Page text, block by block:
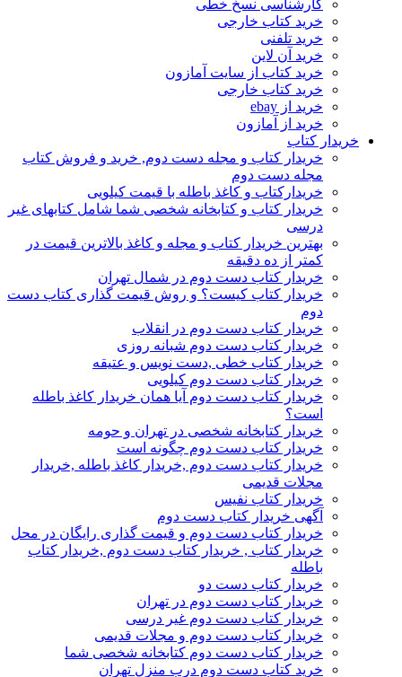
کارشناسی نسخ خطی
خرید کتاب خارجی
خرید تلفنی
خرید آن لاین
خرید کتاب از سایت آمازون
خرید کتاب خارجی
خرید از ebay
خرید از آمازون
خریدار کتاب
خریدار کتاب و مجله دست دوم, خرید و فروش کتاب
مجله دست دوم
خریدارکتاب و کاغذ باطله با قیمت کیلویی
خریدار کتاب و کتابخانه شخصی شما شامل کتابهای غیر
درسی
بهترین خریدار کتاب و مجله و کاغذ بالاترین قیمت در
کمتر از ده دقیقه
خریدار کتاب دست دوم در شمال تهران
خریدار کتاب کیست؟ و روش قیمت گذاری کتاب دست
دوم
خریدار کتاب دست دوم در انقلاب
خریدار کتاب دست دوم شبانه روزی
خریدار کتاب خطی ,دست نویس و عتیقه
خریدار کتاب دست دوم کیلویی
خریدار کتاب دست دوم آیا همان خریدار کاغذ باطله
است؟
خریدار کتابخانه شخصی در تهران و حومه
خریدار کتاب دست دوم چگونه است
خریدار کتاب دست دوم ,خریدار کاغذ باطله ,خریدار
مجلات قدیمی
خریدار کتاب نفیس
آگهی خریدار کتاب دست دوم
خریدار کتاب دست دوم و قیمت گذاری رایگان در محل
خریدار کتاب , خریدار کتاب دست دوم ,خریدار کتاب
باطله
خریدار کتاب دست دو
خریدار کتاب دست دوم در تهران
خریدار کتاب دست دوم غیر درسی
خریدار کتاب دست دوم و مجلات قدیمی
خریدار کتاب دست دوم کتابخانه شخصی شما
خرید کتاب دست دوم درب منزل تهران